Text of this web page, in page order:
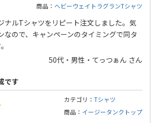
商品： ヘビーウェイトラグランTシャツ
ナルTシャツをリピート注文しました。気
なので、キャンペーンのタイミングで同タ
50代・男性・てっつぁん さん
です
カテゴリ： Tシャツ
商品： イージータンクトップ